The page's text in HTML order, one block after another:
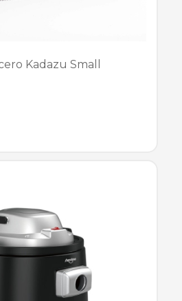
Kadazu Small